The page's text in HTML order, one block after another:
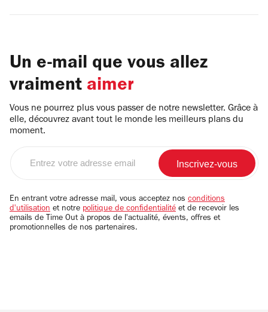
Un e-mail que vous allez
vraiment aimer
Vous ne pourrez plus vous passer de notre newsletter. Grâce à
elle, découvrez avant tout le monde les meilleurs plans du
moment.
email
En entrant votre adresse mail, vous acceptez nos conditions
d'utilisation et notre politique de confidentialité et de recevoir les
emails de Time Out à propos de l'actualité, évents, offres et
promotionnelles de nos partenaires.